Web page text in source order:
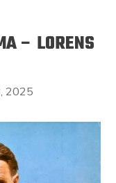
– LORENS
2025